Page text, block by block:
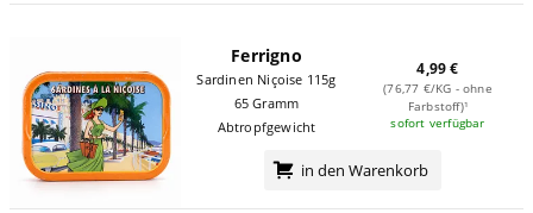
Ferrigno
Sardinen Niçoise 115g
65 Gramm
Abtropfgewicht
4,99 €
(76,77 €/KG - ohne
Farbstoff)¹
sofort verfügbar
in den Warenkorb